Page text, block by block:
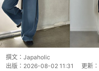
撰文： Japaholic
出版： 2026-08-02 11:31 更新：